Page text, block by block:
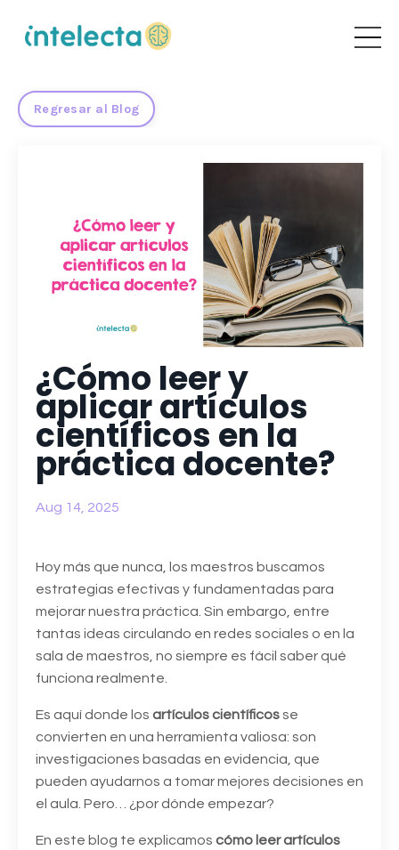
Regresar al Blog
¿Cómo leer y
aplicar artículos
científicos en la
práctica docente?
Aug 14, 2025
Hoy más que nunca, los maestros buscamos
estrategias efectivas y fundamentadas para
mejorar nuestra práctica. Sin embargo, entre
tantas ideas circulando en redes sociales o en la
sala de maestros, no siempre es fácil saber qué
funciona realmente.
Es aquí donde los artículos científicosse
convierten en una herramienta valiosa: son
investigaciones basadas en evidencia, que
pueden ayudarnos a tomar mejores decisiones en
el aula. Pero… ¿por dónde empezar?
En este blog te explicamos cómo leer artículos